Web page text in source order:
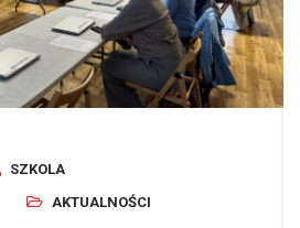
SZKOLA
AKTUALNOŚCI